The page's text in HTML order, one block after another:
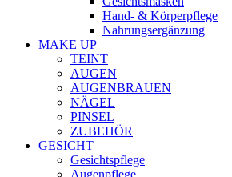
Hand- & Körperpflege
Nahrungsergänzung
MAKE UP
TEINT
AUGEN
AUGENBRAUEN
NÄGEL
PINSEL
ZUBEHÖR
GESICHT
Gesichtspflege
Augenpflege